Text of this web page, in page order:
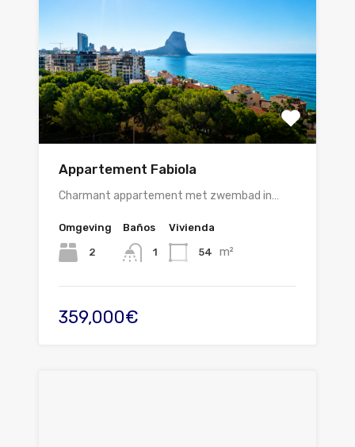
Appartement Fabiola
Charmant appartement met zwembad in…
Omgeving
2
Baños
1
Vivienda
54 m²
359,000€